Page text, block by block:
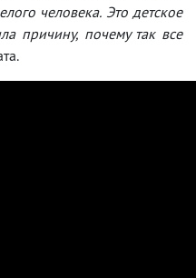
человека. Это детское
причину, почему так все